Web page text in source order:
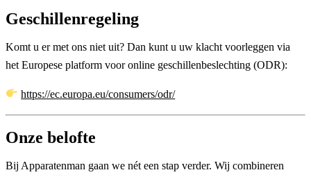
Geschillenregeling
Komt u er met ons niet uit? Dan kunt u uw klacht voorleggen via
het Europese platform voor online geschillenbeslechting (ODR):
https://ec.europa.eu/consumers/odr/
Onze belofte
Bij Apparatenman gaan we nét een stap verder. Wij combineren